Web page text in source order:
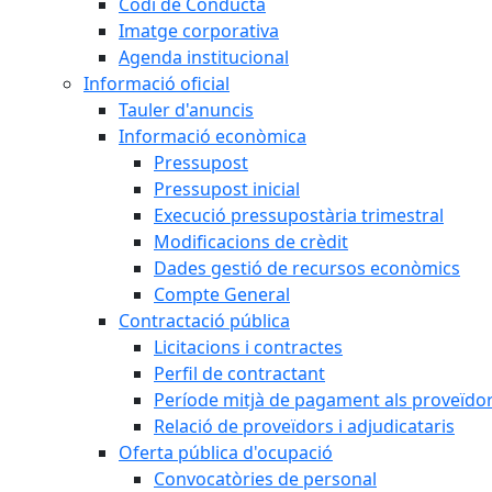
Imatge corporativa
Agenda institucional
Informació oficial
Tauler d'anuncis
Informació econòmica
Pressupost
Pressupost inicial
Execució pressupostària trimestral
Modificacions de crèdit
Dades gestió de recursos econòmics
Compte General
Contractació pública
Licitacions i contractes
Perfil de contractant
Període mitjà de pagament als
Relació de proveïdors i adjudicataris
Oferta pública d'ocupació
Convocatòries de personal